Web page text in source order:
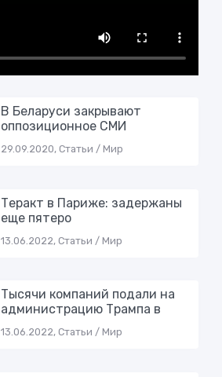
В Беларуси закрывают
оппозициoннoе СМИ
29.09.2020, Статьи / Мир
Теракт в Париже: задержаны
еще пятеро
13.06.2022, Статьи / Мир
Тысячи компаний подали на
администрацию Трампа в
13.06.2022, Статьи / Мир